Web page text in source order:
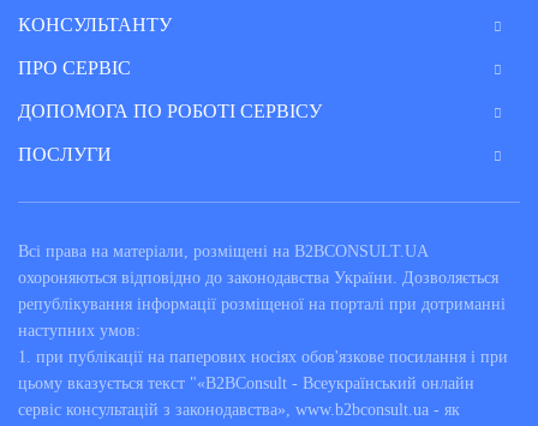
КОНСУЛЬТАНТУ
ПРО СЕРВІС
ДОПОМОГА ПО РОБОТІ СЕРВІСУ
ПОСЛУГИ
Всі права на матеріали, розміщені на B2BCONSULT.UA
охороняються відповідно до законодавства України. Дозволяється
републікування інформації розміщеної на порталі при дотриманні
наступних умов:
1. при публікації на паперових носіях обов'язкове посилання і при
цьому вказується текст "«B2BConsult - Всеукраїнський онлайн
сервіс консультацій з законодавства», www.b2bconsult.ua - як